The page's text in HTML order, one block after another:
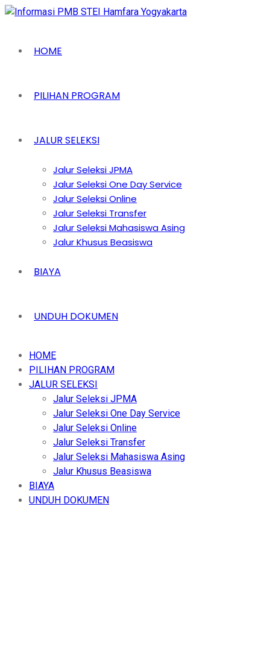
HOME
PILIHAN PROGRAM
JALUR SELEKSI
Jalur Seleksi JPMA
Jalur Seleksi One Day Service
Jalur Seleksi Online
Jalur Seleksi Transfer
Jalur Seleksi Mahasiswa Asing
Jalur Khusus Beasiswa
BIAYA
UNDUH DOKUMEN
HOME
PILIHAN PROGRAM
JALUR SELEKSI
Jalur Seleksi JPMA
Jalur Seleksi One Day Service
Jalur Seleksi Online
Jalur Seleksi Transfer
Jalur Seleksi Mahasiswa Asing
Jalur Khusus Beasiswa
BIAYA
UNDUH DOKUMEN